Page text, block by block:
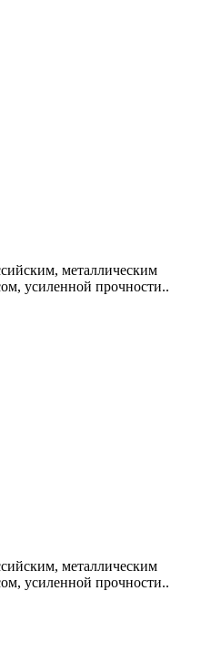
металлическим
усиленной прочности..
металлическим
усиленной прочности..